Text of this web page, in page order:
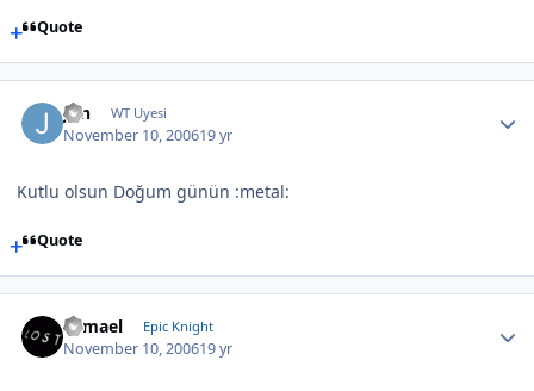
Quote
Jon WT Uyesi
November 10, 200619 yr
Kutlu olsun Doğum günün :metal:
Quote
Samael Epic Knight
November 10, 200619 yr